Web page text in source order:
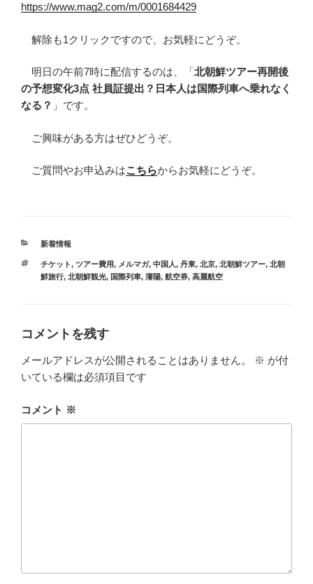
https://www.mag2.com/m/0001684429
解除も1クリックですので、お気軽にどうぞ。
明日の午前7時に配信するのは、「北朝鮮ツアー再開後
の予想変化3点 社員証提出？日本人は国際列車へ乗れなく
なる？ 」です。
ご興味がある方はぜひどうぞ。
ご質問やお申込みはこちらからお気軽にどうぞ。
カ
ゴ
リ
新着情報
タ
グ
チケット, ツアー費用, メルマガ, 中国人, 丹東, 北京, 北朝鮮ツアー, 北朝
鮮旅行, 北朝鮮観光, 国際列車, 瀋陽, 航空券, 高麗航空
コメントを残す
メールアドレスが公開されることはありません。 ※ が付
いている欄は必須項目です
コメント ※